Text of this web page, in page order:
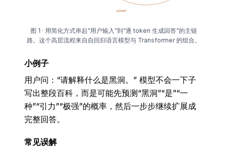
图 1 · 用简化方式串起“用户输入”到“逐 token 生成回答”的主链
路。这个高层流程来自自回归语言模型与 Transformer 的组合。
小例子
用户问：“请解释什么是黑洞。” 模型不会一下子
写出整段百科，而是可能先预测“黑洞”“是”“一
种”“引力”“极强”的概率，然后一步步继续扩展成
完整回答。
常见误解